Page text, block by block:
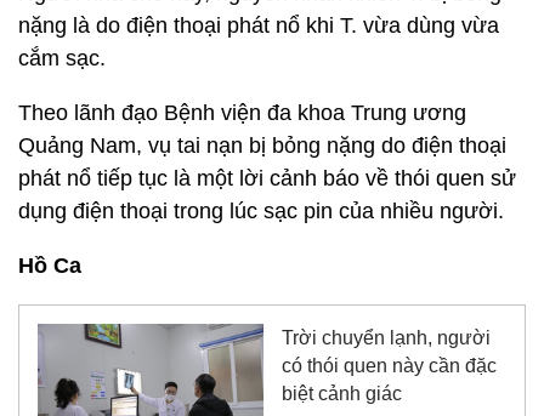
nặng là do điện thoại phát nổ khi T. vừa dùng vừa
cắm sạc.
Theo lãnh đạo Bệnh viện đa khoa Trung ương
Quảng Nam, vụ tai nạn bị bỏng nặng do điện thoại
phát nổ tiếp tục là một lời cảnh báo về thói quen sử
dụng điện thoại trong lúc sạc pin của nhiều người.
Hồ Ca
Trời chuyển lạnh, người
có thói quen này cần đặc
biệt cảnh giác